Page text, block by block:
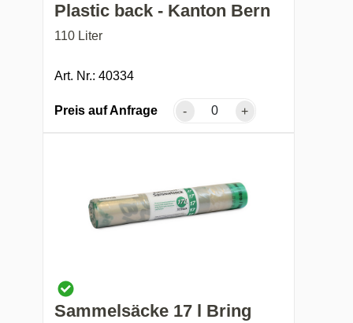
Plastic back - Kanton Bern
110 Liter
Art. Nr.: 40334
Preis auf Anfrage - +
Sammelsäcke 17 l Bring